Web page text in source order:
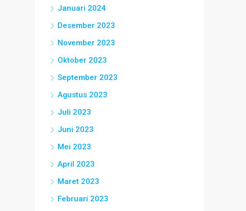
Januari 2024
Desember 2023
November 2023
Oktober 2023
September 2023
Agustus 2023
Juli 2023
Juni 2023
Mei 2023
April 2023
Maret 2023
Februari 2023